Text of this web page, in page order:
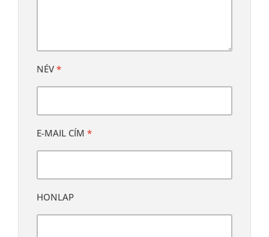
NÉV *
E-MAIL CÍM *
HONLAP